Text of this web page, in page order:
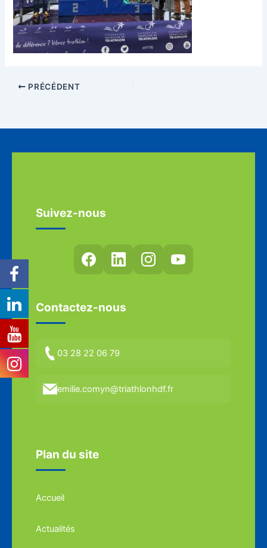
PRÉCÉDENT
Suivez-nous
Contactez-nous
03 28 22 06 79
emilie.comyn@triathlonhdf.fr
Plan du site
Accueil
Actualités